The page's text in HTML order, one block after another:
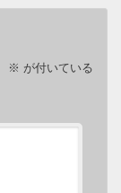
※ が付いている